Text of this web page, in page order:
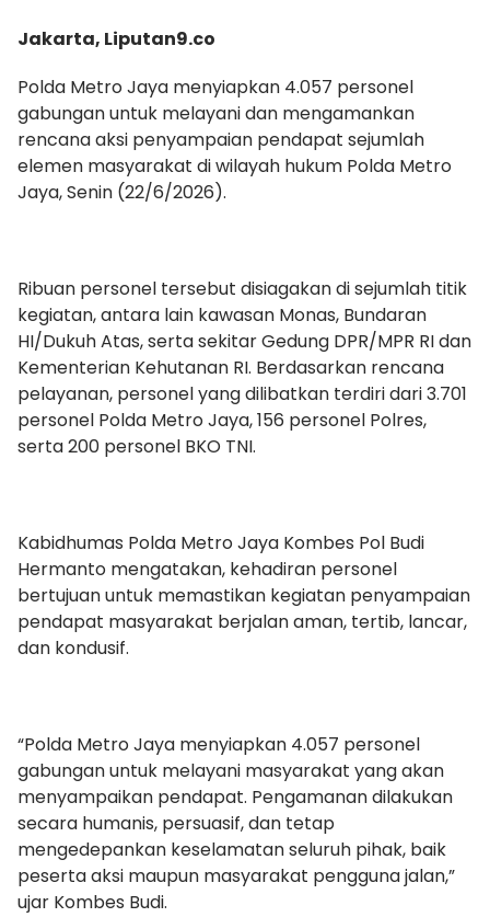
Jakarta, Liputan9.co
Polda Metro Jaya menyiapkan 4.057 personel
gabungan untuk melayani dan mengamankan
rencana aksi penyampaian pendapat sejumlah
elemen masyarakat di wilayah hukum Polda Metro
Jaya, Senin (22/6/2026).
Ribuan personel tersebut disiagakan di sejumlah titik
kegiatan, antara lain kawasan Monas, Bundaran
HI/Dukuh Atas, serta sekitar Gedung DPR/MPR RI dan
Kementerian Kehutanan RI. Berdasarkan rencana
pelayanan, personel yang dilibatkan terdiri dari 3.701
personel Polda Metro Jaya, 156 personel Polres,
serta 200 personel BKO TNI.
Kabidhumas Polda Metro Jaya Kombes Pol Budi
Hermanto mengatakan, kehadiran personel
bertujuan untuk memastikan kegiatan penyampaian
pendapat masyarakat berjalan aman, tertib, lancar,
dan kondusif.
“Polda Metro Jaya menyiapkan 4.057 personel
gabungan untuk melayani masyarakat yang akan
menyampaikan pendapat. Pengamanan dilakukan
secara humanis, persuasif, dan tetap
mengedepankan keselamatan seluruh pihak, baik
peserta aksi maupun masyarakat pengguna jalan,”
ujar Kombes Budi.